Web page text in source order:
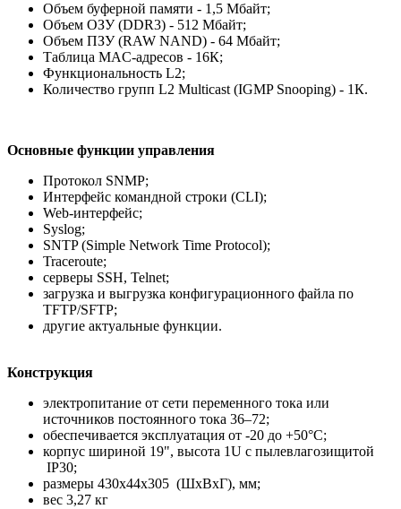
Объем буферной памяти - 1,5 Мбайт;
Объем ОЗУ (DDR3) - 512 Мбайт;
Объем ПЗУ (RAW NAND) - 64 Мбайт;
Таблица MAC-адресов - 16К;
Функциональность L2;
Количество групп L2 Multicast (IGMP Snooping) - 1К.
Основные функции управления
Протокол SNMP;
Интерфейс командной строки (CLI);
Web-интерфейс;
Syslog;
SNTP (Simple Network Time Protocol);
Traceroute;
серверы SSH, Telnet;
загрузка и выгрузка конфигурационного файла по
TFTP/SFTP;
другие актуальные функции.
Конструкция
электропитание от сети переменного тока или
источников постоянного тока 36–72;
обеспечивается эксплуатация от -20 до +50°С;
корпус шириной 19", высота 1U с пылевлагозищитой
IP30;
размеры 430x44x305 (ШxВxГ), мм;
вес 3,27 кг